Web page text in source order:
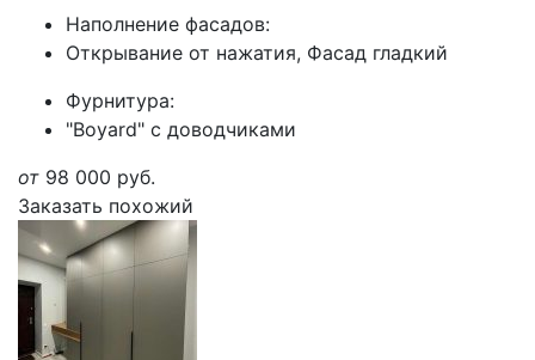
Наполнение фасадов:
Открывание от нажатия, Фасад гладкий
Фурнитура:
"Boyard" с доводчиками
от 98 000 руб.
Заказать похожий